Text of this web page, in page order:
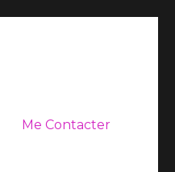
Me Contacter